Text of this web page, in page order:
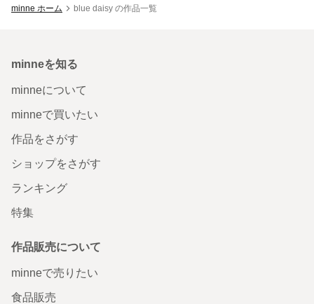
minne ホーム blue daisy の作品一覧
minneを知る
minneについて
minneで買いたい
作品をさがす
ショップをさがす
ランキング
特集
作品販売について
minneで売りたい
食品販売